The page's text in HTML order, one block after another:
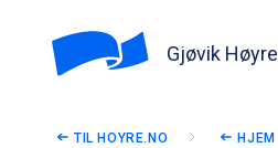
Gjøvik Høyre
TIL HOYRE.NO HJEM